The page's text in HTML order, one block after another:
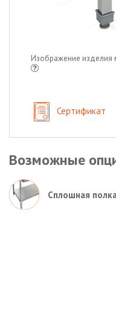
Изображение изделия
Сертификат
Возможные
Сплошная полка